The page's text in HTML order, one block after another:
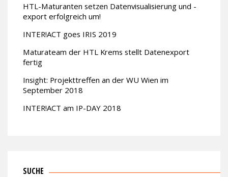
HTL-Maturanten setzen Datenvisualisierung und -
export erfolgreich um!
INTER!ACT goes IRIS 2019
Maturateam der HTL Krems stellt Datenexport
fertig
Insight: Projekttreffen an der WU Wien im
September 2018
INTER!ACT am IP-DAY 2018
SUCHE